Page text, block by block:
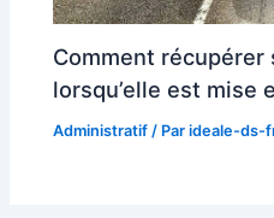
Comment récupérer
lorsqu’elle est mise
Administratif / Parideale-ds-